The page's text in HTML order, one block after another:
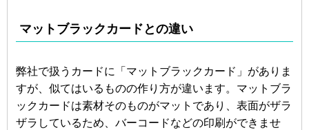
マットブラックカードとの違い
弊社で扱うカードに「マットブラックカード」がありま
すが、似てはいるものの作り方が違います。マットブラ
ックカードは素材そのものがマットであり、表面がザラ
ザラしているため、バーコードなどの印刷ができませ